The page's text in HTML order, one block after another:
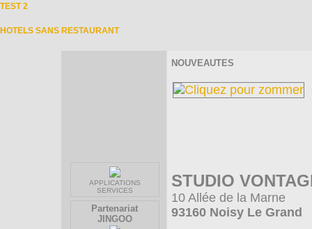
TEST 2
HOTELS SANS RESTAURANT
APPLICATIONS
SERVICES
Partenariat
JINGOO
NOUVEAUTES
STUDIO
10 Allée de la Marne
93160 Noisy Le Grand